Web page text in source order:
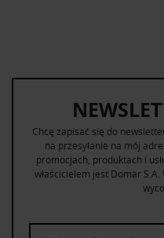
Chcę zapisać się do
na przesyłanie na mój
promocjach, produktach i
właścicielem jest Domar